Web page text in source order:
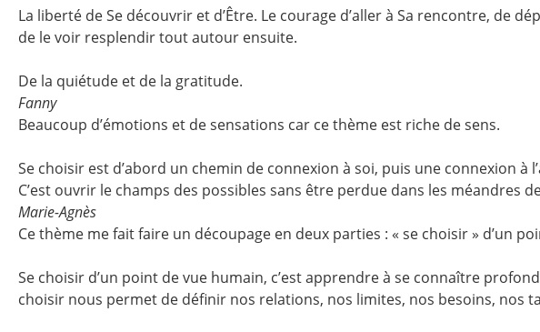
La liberté de Se découvrir et d’Être. Le courage d’aller à Sa rencontre, de
de le voir resplendir tout autour ensuite.
De la quiétude et de la gratitude.
Fanny
Beaucoup d’émotions et de sensations car ce thème est riche de sens.
Se choisir est d’abord un chemin de connexion à soi, puis une connexion
C’est ouvrir le champs des possibles sans être perdue dans les méandres
Marie-Agnès
Ce thème me fait faire un découpage en deux parties : « se choisir » d’un
Se choisir d’un point de vue humain, c’est apprendre à se connaître
choisir nous permet de définir nos relations, nos limites, nos besoins, nos